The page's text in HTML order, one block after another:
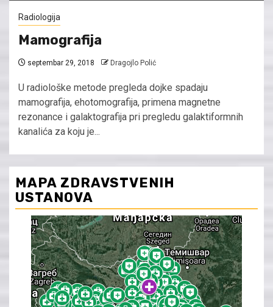
Radiologija
Mamografija
septembar 29, 2018 Dragojlo Polić
U radiološke metode pregleda dojke spadaju
mamografija, ehotomografija, primena magnetne
rezonance i galaktografija pri pregledu galaktiformnih
kanalića za koju je...
MAPA ZDRAVSTVENIH
USTANOVA